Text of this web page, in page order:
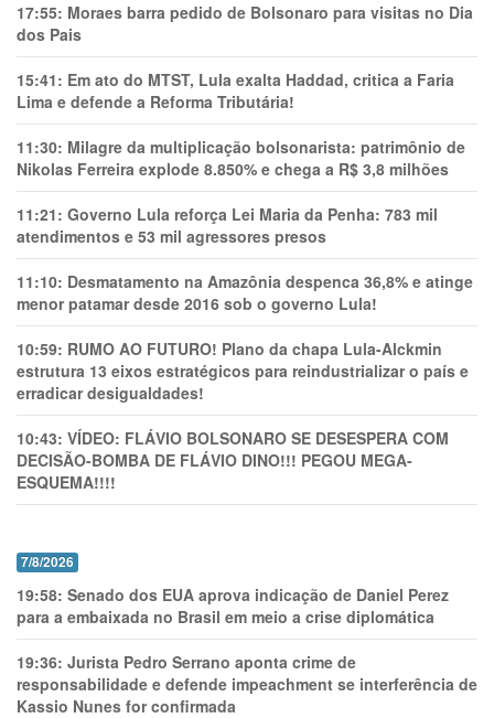
17:55: Moraes barra pedido de Bolsonaro para visitas no Dia
dos Pais
15:41: Em ato do MTST, Lula exalta Haddad, critica a Faria
Lima e defende a Reforma Tributária!
11:30: Milagre da multiplicação bolsonarista: patrimônio de
Nikolas Ferreira explode 8.850% e chega a R$ 3,8 milhões
11:21: Governo Lula reforça Lei Maria da Penha: 783 mil
atendimentos e 53 mil agressores presos
11:10: Desmatamento na Amazônia despenca 36,8% e atinge
menor patamar desde 2016 sob o governo Lula!
10:59: RUMO AO FUTURO! Plano da chapa Lula-Alckmin
estrutura 13 eixos estratégicos para reindustrializar o país e
erradicar desigualdades!
10:43: VÍDEO: FLÁVIO BOLSONARO SE DESESPERA COM
DECISÃO-BOMBA DE FLÁVIO DINO!!! PEGOU MEGA-
ESQUEMA!!!!
7/8/2026
19:58: Senado dos EUA aprova indicação de Daniel Perez
para a embaixada no Brasil em meio a crise diplomática
19:36: Jurista Pedro Serrano aponta crime de
responsabilidade e defende impeachment se interferência de
Kassio Nunes for confirmada